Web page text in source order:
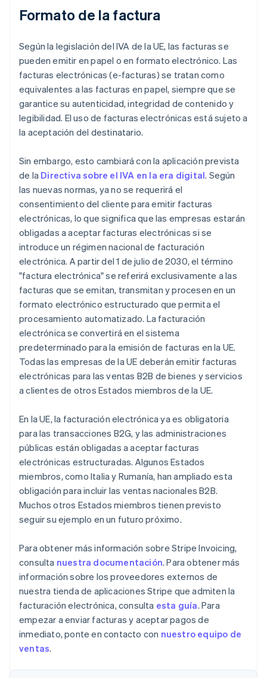
Formato de la factura
Según la legislación del IVA de la UE, las facturas se
pueden emitir en papel o en formato electrónico. Las
facturas electrónicas (e-facturas) se tratan como
equivalentes a las facturas en papel, siempre que se
garantice su autenticidad, integridad de contenido y
legibilidad. El uso de facturas electrónicas está sujeto a
la aceptación del destinatario.
Sin embargo, esto cambiará con la aplicación prevista
de la Directiva sobre el IVA en la era digital. Según
las nuevas normas, ya no se requerirá el
consentimiento del cliente para emitir facturas
electrónicas, lo que significa que las empresas estarán
obligadas a aceptar facturas electrónicas si se
introduce un régimen nacional de facturación
electrónica. A partir del 1 de julio de 2030, el término
"factura electrónica" se referirá exclusivamente a las
facturas que se emitan, transmitan y procesen en un
formato electrónico estructurado que permita el
procesamiento automatizado. La facturación
electrónica se convertirá en el sistema
predeterminado para la emisión de facturas en la UE.
Todas las empresas de la UE deberán emitir facturas
electrónicas para las ventas B2B de bienes y servicios
a clientes de otros Estados miembros de la UE.
En la UE, la facturación electrónica ya es obligatoria
para las transacciones B2G, y las administraciones
públicas están obligadas a aceptar facturas
electrónicas estructuradas. Algunos Estados
miembros, como Italia y Rumanía, han ampliado esta
obligación para incluir las ventas nacionales B2B.
Muchos otros Estados miembros tienen previsto
seguir su ejemplo en un futuro próximo.
Para obtener más información sobre Stripe Invoicing,
consulta nuestra documentación. Para obtener más
información sobre los proveedores externos de
nuestra tienda de aplicaciones Stripe que admiten la
facturación electrónica, consulta esta guía. Para
empezar a enviar facturas y aceptar pagos de
inmediato, ponte en contacto con nuestro equipo de
ventas.
Alemania
DeutschEnglish
Australia
Austria
DeutschEnglish
Bélgica
Brasil
Bulgaria
English
Canadá
EnglishFrançais
China continental
Chipre
English